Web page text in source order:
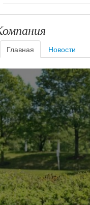
Главная Новости